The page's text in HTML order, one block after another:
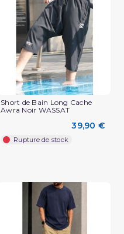
Short de Bain Long Cache
Awra Noir WASSAT
39,90 €
Rupture de stock